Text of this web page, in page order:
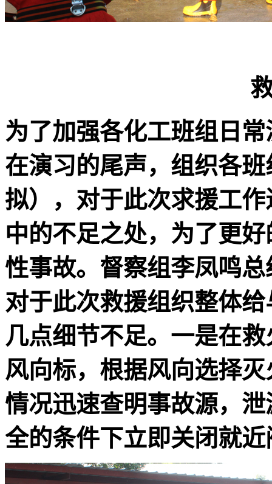
为了加强各化工班组日
在演习的尾声，组织各
拟），对于此次求援工
中的不足之处，为了更
性事故。 督察组李凤鸣
对于此次救援组织整体
几点细节不足。一是在
风向标，根据风向选择
情况迅速查明事故源，
全的条件下立即关闭就